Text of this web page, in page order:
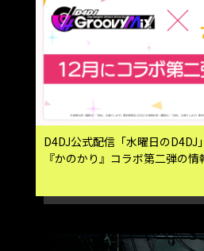
D4DJ公式配信「水曜日のD4DJ
『かのかり』コラボ第二弾の情